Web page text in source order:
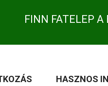
FINN FATELEP A
HASZNOS